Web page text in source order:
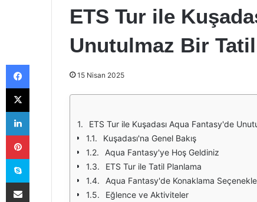
ETS Tur ile
Unutulmaz Bir
15 Nisan 2025
ETS Tur ile Kuşadası Aqua Fantasy'de
Kuşadası'na Genel Bakış
Aqua Fantasy'ye Hoş Geldiniz
ETS Tur ile Tatil Planlama
Aqua Fantasy'de Konaklama
Eğlence ve Aktiviteler
Facebook
X
LinkedIn
Pinterest
Skype
E-Posta ile paylaş